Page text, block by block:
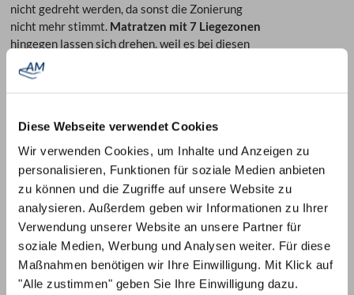
Diese Webseite verwendet Cookies
Wir verwenden Cookies, um Inhalte und Anzeigen zu
personalisieren, Funktionen für soziale Medien anbieten
zu können und die Zugriffe auf unsere Website zu
analysieren. Außerdem geben wir Informationen zu Ihrer
Verwendung unserer Website an unsere Partner für
soziale Medien, Werbung und Analysen weiter. Für diese
Maßnahmen benötigen wir Ihre Einwilligung. Mit Klick auf
"Alle zustimmen" geben Sie Ihre Einwilligung dazu.
nicht gedreht werden, da sonst die Zonierung
nicht mehr stimmt. Matratzen mit 7 Liegezonen
hingegen lassen sich drehen, weil es bei diesen
statt eines großen Beinbereichs mehrere
kleinere Zonierungen gibt: So befinden sich am
unteren Teil einer 7-Zonen
Zone noch die Waden- und die Fuß-Zone. Dabei
ist die Fuß-Zone identisch zum Kopfbereich,
während die Waden-Zone das Pendant zum
Schulterbereich darstellt. Der Beinbereich
entspricht wiederum dem Lendenbereich, sodass
sich Matratzen mit 7 Liegezonen in der Hüft-
Zone spiegeln und folglich problemlos drehen
lassen können, ohne dass die Zonen anschließend
falsch sind und Sie nicht mehr optimal liegen. Aus
diesem Grund haben sich Matratzen mit 7